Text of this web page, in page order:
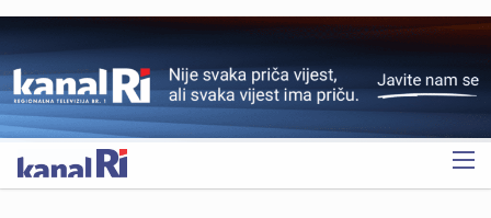
OGLAS